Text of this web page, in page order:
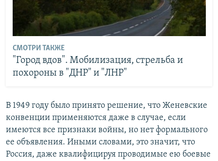
СМОТРИ ТАКЖЕ
"Город вдов". Мобилизация, стрельба и
похороны в "ДНР" и "ЛНР"
В 1949 году было принято решение, что Женевские
конвенции применяются даже в случае, если
имеются все признаки войны, но нет формального
ее объявления. Иными словами, это значит, что
Россия, даже квалифицируя проводимые ею боевые